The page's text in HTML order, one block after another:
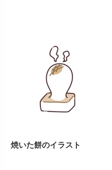
焼いた餅のイラスト